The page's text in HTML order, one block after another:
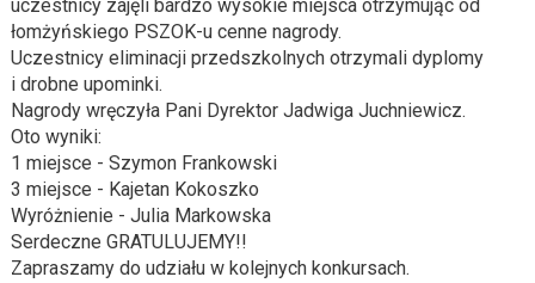
uczestnicy zajęli bardzo wysokie miejsca otrzymując od
łomżyńskiego PSZOK-u cenne nagrody.
Uczestnicy eliminacji przedszkolnych otrzymali dyplomy
i drobne upominki.
Nagrody wręczyła Pani Dyrektor Jadwiga Juchniewicz.
Oto wyniki:
1 miejsce - Szymon Frankowski
3 miejsce - Kajetan Kokoszko
Wyróżnienie - Julia Markowska
Serdeczne GRATULUJEMY!!
Zapraszamy do udziału w kolejnych konkursach.